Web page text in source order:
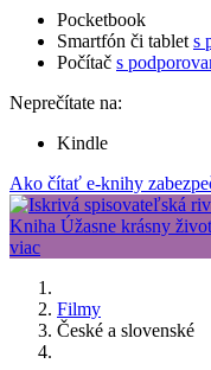
Pocketbook
Smartfón či tablet s
Počítač s
Neprečítate na:
Kindle
Ako čítať e-knihy
Filmy
České a slovenské